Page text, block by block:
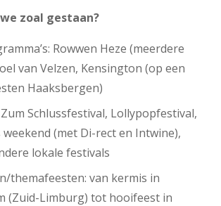
zoal gestaan?
Rowwen Heze (meerdere
van Velzen, Kensington (op een
Haaksbergen)
Zum Schlussfestival, Lollypopfestival,
weekend (met Di-rect en Intwine),
lokale festivals
themafeesten: van kermis in
(Zuid-Limburg) tot hooifeest in